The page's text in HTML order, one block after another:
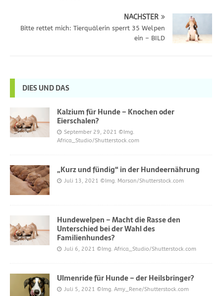
NÄCHSTER
Bitte rettet mich: Tierquälerin sperrt 35 Welpen
ein – BILD
DIES UND DAS
Kalzium für Hunde – Knochen oder
Eierschalen?
September 29, 2021 ©Img.
Africa_Studio/Shutterstock.com
„Kurz und fündig“ in der Hundeernährung
Juli 13, 2021 ©Img. Marsan/Shutterstock.com
Hundewelpen – Macht die Rasse den
Unterschied bei der Wahl des
Familienhundes?
Juli 6, 2021 ©Img. Africa_Studio/Shutterstock.com
Ulmenride für Hunde – der Heilsbringer?
Juli 5, 2021 ©Img. Amy_Rene/Shutterstock.com